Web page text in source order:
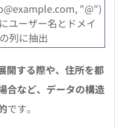
"@")
ユーザー名とドメイ
列に抽出
開する際や、住所を都
合など、データの構造
です。